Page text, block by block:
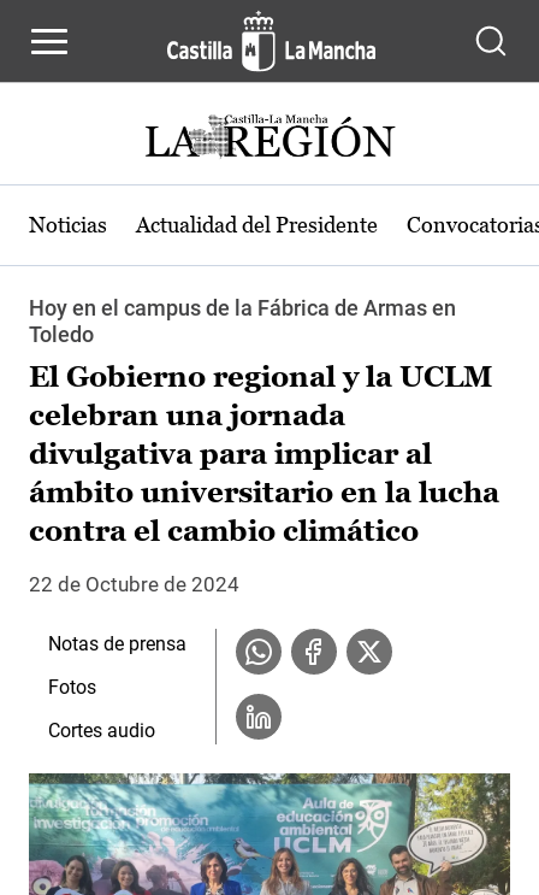
Noticias Actualidad del Presidente
Hoy en el campus de la Fábrica de Armas en
Toledo
El Gobierno regional y la UCLM
celebran una jornada
divulgativa para implicar al
ámbito universitario en la lucha
contra el cambio climático
22 de Octubre de 2024
Notas de prensa
Fotos
Cortes audio